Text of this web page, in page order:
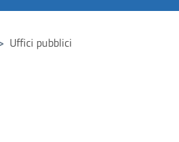
Uffici pubblici